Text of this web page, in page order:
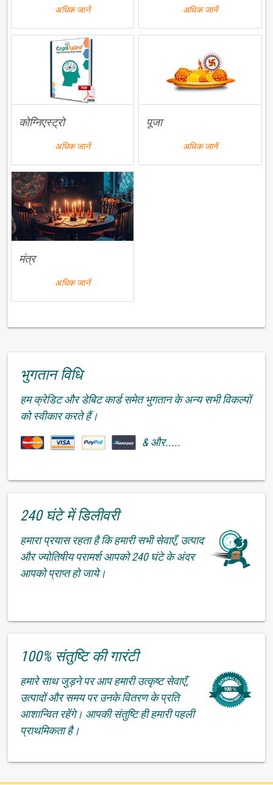
अधिक जानें अधिक जानें
कोग्निएस्ट्रो
अधिक जानें
पूजा
अधिक जानें
मंत्र
अधिक जानें
भुगतान विधि
हम क्रेडिट और डेबिट कार्ड समेत भुगतान के अन्य सभी विकल्पों
को स्वीकार करते हैं।
& और.....
240 घंटे में डिलीवरी
हमारा प्रयास रहता है कि हमारी सभी सेवाएँ, उत्पाद
और ज्योतिषीय परामर्श आपको 240 घंटे के अंदर
आपको प्राप्त हो जाये।
100% संतुष्टि की गारंटी
हमारे साथ जुड़ने पर आप हमारी उत्कृष्ट सेवाएँ,
उत्पादों और समय पर उनके वितरण के प्रति
आशान्वित रहेंगे। आपकी संतुष्टि ही हमारी पहली
प्राथमिकता है।